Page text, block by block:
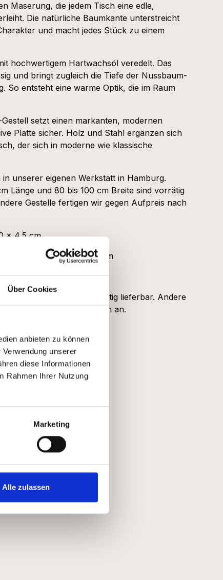
Über Cookies
anbieten zu können
unserer
diese Informationen
Rahmen Ihrer Nutzung
Marketing
Alle zulassen
Maserung, die jedem Tisch eine edle,
Die natürliche Baumkante unterstreicht
und macht jedes Stück zu einem
hochwertigem Hartwachsöl veredelt. Das
und bringt zugleich die Tiefe der Nussbaum-
So entsteht eine warme Optik, die im Raum
setzt einen markanten, modernen
Platte sicher. Holz und Stahl ergänzen sich
der sich in moderne wie klassische
unserer eigenen Werkstatt in Hamburg.
Länge und 80 bis 100 cm Breite sind vorrätig
Gestelle fertigen wir gegen Aufpreis nach
x 4,5 cm
240 x 80 bis 100 x 4,5 cm
sind vorrätig und kurzfristig lieferbar. Andere
Sprich uns einfach an.